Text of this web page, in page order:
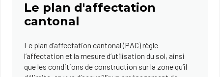
Le plan d'affectation
cantonal
Le plan d’affectation cantonal (PAC) règle
l’affectation et la mesure d’utilisation du sol, ainsi
que les conditions de construction sur la zone qu’il